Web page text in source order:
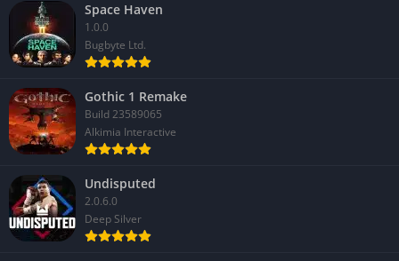
Space Haven
1.0.0
Bugbyte Ltd.
Gothic 1 Remake
Build 23589065
Alkimia Interactive
Undisputed
2.0.6.0
Deep Silver